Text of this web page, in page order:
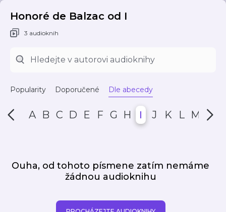
Honoré de Balzac od I
3 audioknih
Popularity Doporučené Dle abecedy
A B C D E F G H I J K L M N
Ouha, od tohoto písmene zatím nemáme
žádnou audioknihu